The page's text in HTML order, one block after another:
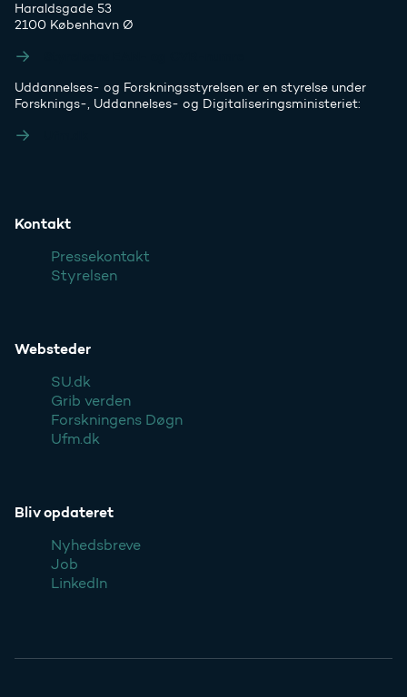
Haraldsgade 53
2100 København Ø
Uddannelses- og Forskningsstyrelsen er en styrelse under
Forsknings-, Uddannelses- og Digitaliseringsministeriet:
Kontakt
Pressekontakt
Styrelsen
Websteder
SU.dk
Grib verden
Forskningens Døgn
Ufm.dk
Bliv opdateret
Nyhedsbreve
Job
LinkedIn